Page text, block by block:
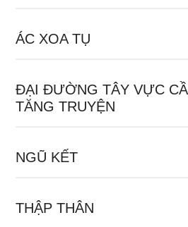
ÁC XOA TỤ
ĐẠI ĐƯỜNG TÂY VỰC
TĂNG TRUYỆN
NGŨ KẾT
THẬP THÂN